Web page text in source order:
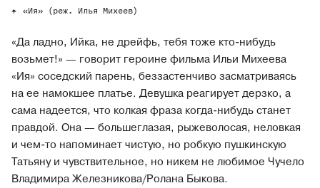
«Ия» (реж. Илья Михеев)
«Да ладно, Ийка, не дрейфь, тебя тоже кто-нибудь
возьмет!» — говорит героине фильма Ильи Михеева
«Ия» соседский парень, беззастенчиво засматриваясь
на ее намокшее платье. Девушка реагирует дерзко, а
сама надеется, что колкая фраза когда-нибудь станет
правдой. Она — большеглазая, рыжеволосая, неловкая
и чем-то напоминает чистую, но робкую пушкинскую
Татьяну и чувствительное, но никем не любимое Чучело
Владимира Железникова/Ролана Быкова.